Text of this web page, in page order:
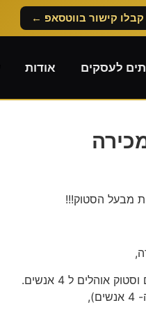
קבלו קישור בווטסאפ ←
לעסקים אודות
מבעל הסטוק!!!